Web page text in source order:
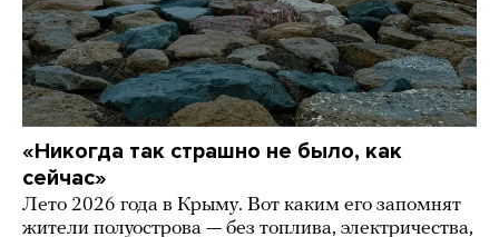
«Никогда так страшно не было, как
сейчас»
Лето 2026 года в Крыму. Вот каким его запомнят
жители полуострова — без топлива, электричества,